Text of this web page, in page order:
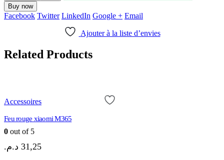
Buy now
Facebook Twitter LinkedIn Google + Email
Ajouter à la liste d’envies
Related Products
Accessoires
Feu rouge xiaomi M365
0 out of 5
31,25 د.م.